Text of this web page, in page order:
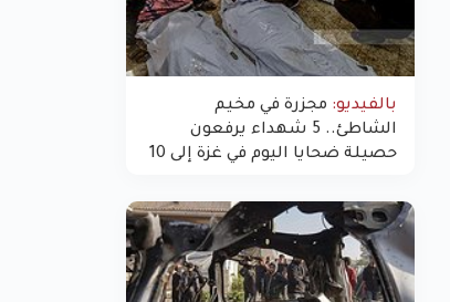
بالفيديو: مجزرة في مخيم
الشاطئ.. 5 شهداء يرفعون
حصيلة ضحايا اليوم في غزة إلى 10